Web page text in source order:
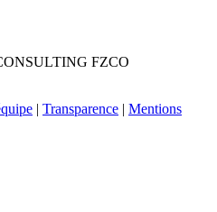
FZCO
| Transparence | Mentions